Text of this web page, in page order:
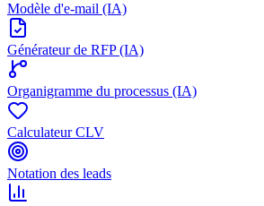
Modèle d'e-mail (IA)
Générateur de RFP (IA)
Organigramme du processus (IA)
Calculateur CLV
Notation des leads